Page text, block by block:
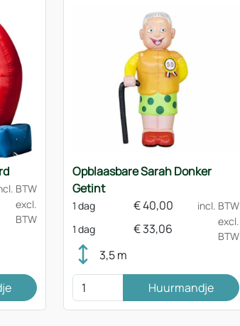
BTW
excl.
BTW
Opblaasbare Sarah Donker
Getint
1 dag €40,00
incl. BTW
1 dag
€33,06
excl.
BTW
3,5 m
Huurmandje